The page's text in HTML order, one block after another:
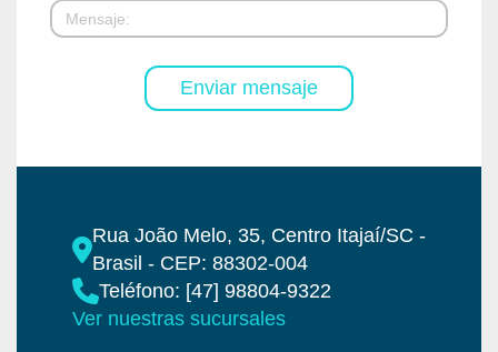
Rua João Melo, 35, Centro Itajaí/SC -
Brasil - CEP: 88302-004
Teléfono: [47] 98804-9322
Ver nuestras sucursales